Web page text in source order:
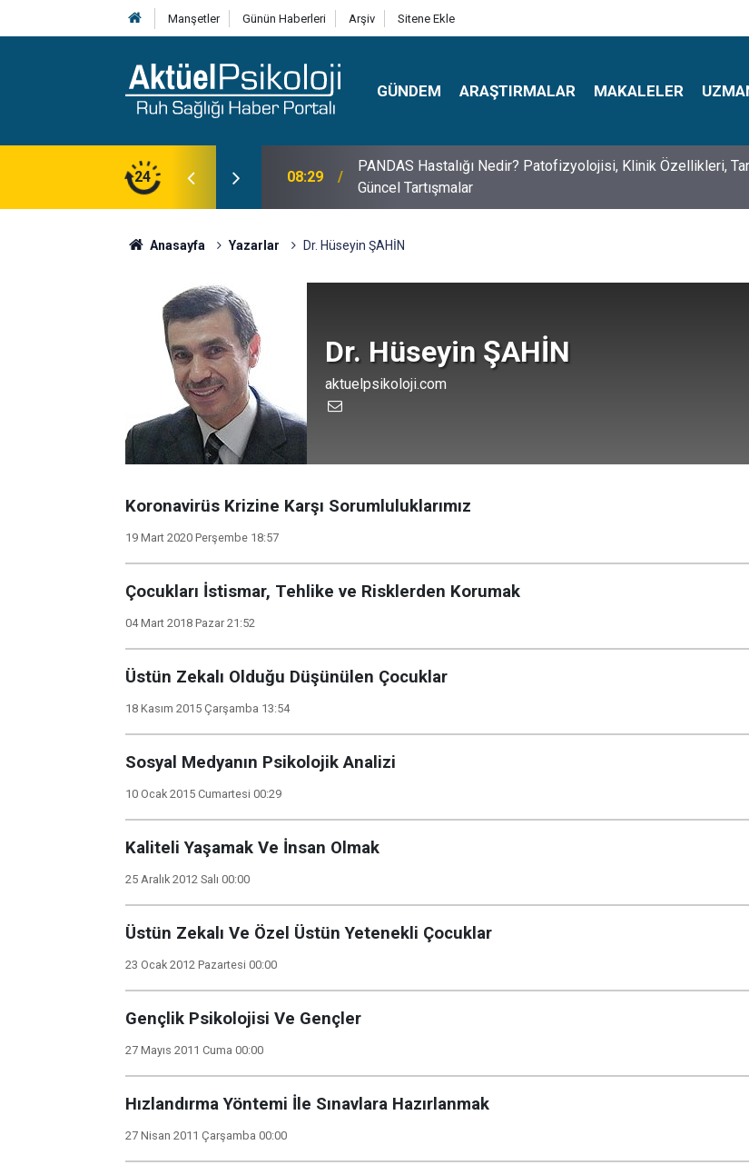
Manşetler Günün Haberleri Arşiv Sitene Ekle
GÜNDEM ARAŞTIRMALAR MAKALELER
24 08:29
PANDAS Hastalığı Nedir? Patofizyolojisi, Klinik Özellikleri,
Güncel Tartışmalar
10 Mayıs Psikologlar Günü Nasıl Ortaya Çıktı? 10 Mayıs
Anasayfa Yazarlar Dr. Hüseyin ŞAHİN
Dr. Hüseyin ŞAHİN
aktuelpsikoloji.com
Koronavirüs Krizine Karşı Sorumluluklarımız
19 Mart 2020 Perşembe 18:57
Çocukları İstismar, Tehlike ve Risklerden Korumak
04 Mart 2018 Pazar 21:52
Üstün Zekalı Olduğu Düşünülen Çocuklar
18 Kasım 2015 Çarşamba 13:54
Sosyal Medyanın Psikolojik Analizi
10 Ocak 2015 Cumartesi 00:29
Kaliteli Yaşamak Ve İnsan Olmak
25 Aralık 2012 Salı 00:00
Üstün Zekalı Ve Özel Üstün Yetenekli Çocuklar
23 Ocak 2012 Pazartesi 00:00
Gençlik Psikolojisi Ve Gençler
27 Mayıs 2011 Cuma 00:00
Hızlandırma Yöntemi İle Sınavlara Hazırlanmak
27 Nisan 2011 Çarşamba 00:00